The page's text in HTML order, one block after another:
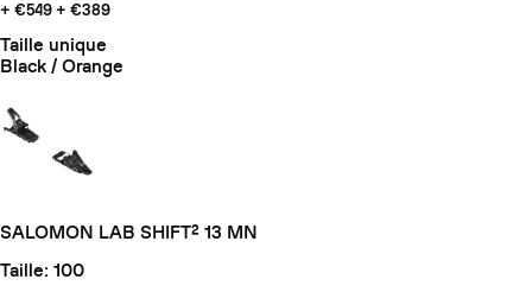
+ €549 + €389
Taille unique
Black / Orange
SALOMON LAB SHIFT² 13 MN
Taille: 100